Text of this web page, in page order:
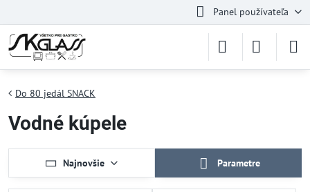
Panel používateľa
Do 80 jedál SNACK
Vodné kúpele
Najnovšie Parametre